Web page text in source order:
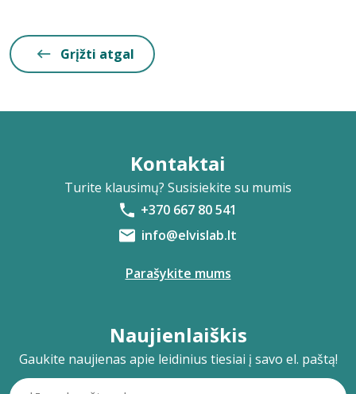
Grįžti atgal
Kontaktai
Turite klausimų? Susisiekite su mumis
+370 667 80 541
info@elvislab.lt
Parašykite mums
Naujienlaiškis
Gaukite naujienas apie leidinius tiesiai į savo el. paštą!